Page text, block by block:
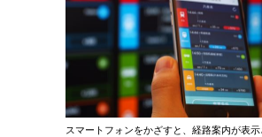
スマートフォンをかざすと、経路案内が表示